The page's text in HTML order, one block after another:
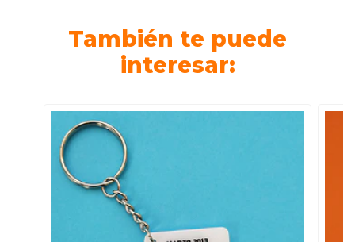
También te puede
interesar: